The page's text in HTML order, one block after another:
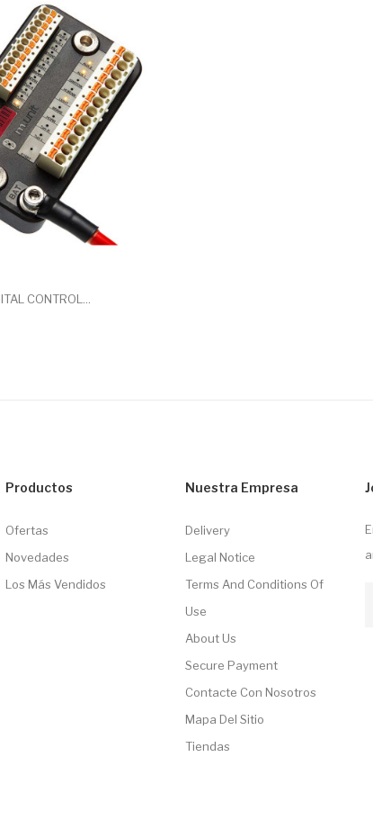
CONTROL...
Productos
Ofertas
Novedades
Los Más Vendidos
Nuestra Empresa
Delivery
Legal Notice
Terms And Conditions Of
Use
About Us
Secure Payment
Contacte Con Nosotros
Mapa Del Sitio
Tiendas